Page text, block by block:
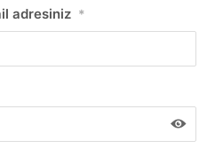
adresiniz *
yerlerle akıllı rota